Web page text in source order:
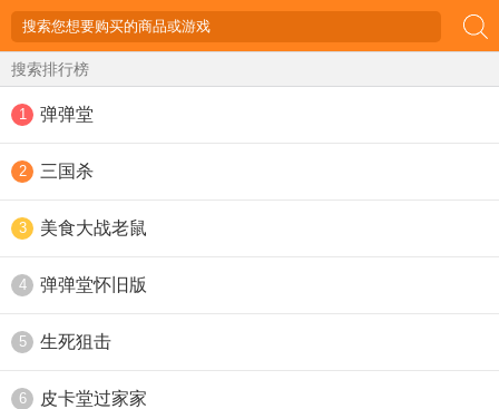
搜索排行榜
1 弹弹堂
2 三国杀
3 美食大战老鼠
4 弹弹堂怀旧版
5 生死狙击
6 皮卡堂过家家